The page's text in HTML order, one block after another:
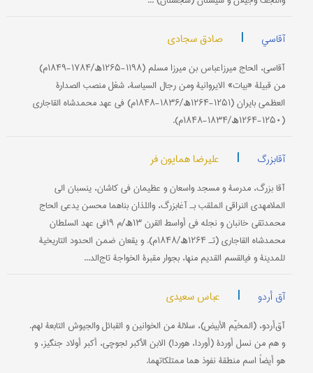
آقاسي | صادق سجادی
آقاسي، الحاج میرزاعباس بن میرزا مسلم (۱۱۹۸-۱۲۶۵ھ/۱۷۸۴-۱۸۴۹م)
من قبیلة «بیات» الایروانیة ومن رجال السیاسة، شغل منصب الصدارة
العظمی بایران (۱۲۵۱-۱۲۶۴ھ/۱۸۳۶-۱۸۴۸م) في عهد محمدشاه القاجاري
(۱۲۵۰-۱۲۶۴ھ/۱۸۳۴-۱۸۴۸م).
آقابزرگ | علیرضا همایون فر
آقا بزرگ، مدرسة و مسجد واسعان و عظیمان في کاشان، ینسبان الی
الملامهدي النراقي الملقب بـ آغابزرگ، واللذان بناهما محسن یدعی الحاج
محمدتقي خانبان و نجله في أواسط القرن ۱۳ھ/م ۱۹في عهد السلطان
محمدشاه القاجاري (تـ ۱۲۶۴ھ/۱۸۴۸م). و یقعان ضمن الحدود التاریخیة
للمدینة و فيالقسم القدیم منها، بجوار مقبرة الخواجة تاج‌الد...
آق أردو | عباس سعیدي
آق‌أردو، (المخیّم الأبیض)، سلالة من الخوانین و القبائل والجیوش التابعة لهم.
و هم من نسل أوردة (أوردا، هوردا) الابن الأکبر لجوچي، أکبر أولاد جنگیز، و
هو أیضاً اسم منطقة نفوذ هما ممتلکاتهما.